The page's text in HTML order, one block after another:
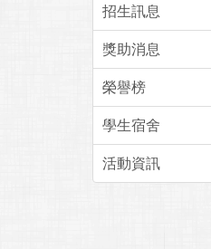
招生訊息
獎助消息
榮譽榜
學生宿舍
活動資訊